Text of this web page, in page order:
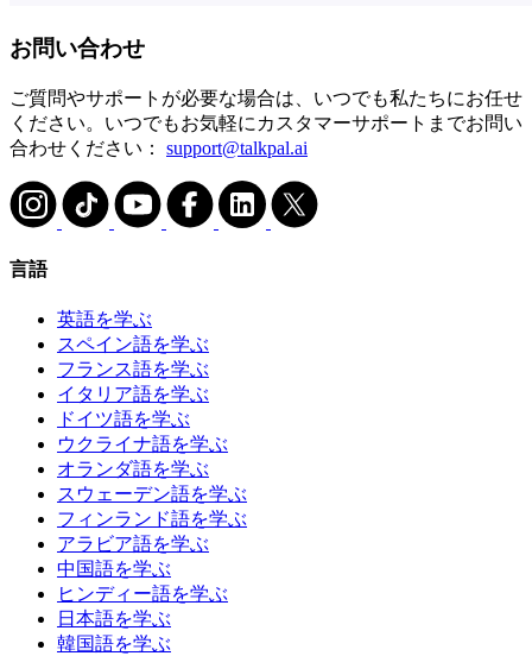
お問い合わせ
ご質問やサポートが必要な場合は、いつでも私たちにお任せ
ください。いつでもお気軽にカスタマーサポートまでお問い
合わせください： support@talkpal.ai
言語
英語を学ぶ
スペイン語を学ぶ
フランス語を学ぶ
イタリア語を学ぶ
ドイツ語を学ぶ
ウクライナ語を学ぶ
オランダ語を学ぶ
スウェーデン語を学ぶ
フィンランド語を学ぶ
アラビア語を学ぶ
中国語を学ぶ
ヒンディー語を学ぶ
日本語を学ぶ
韓国語を学ぶ